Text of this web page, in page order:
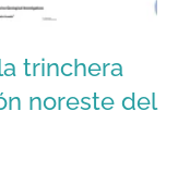
de
trinchera
noreste del